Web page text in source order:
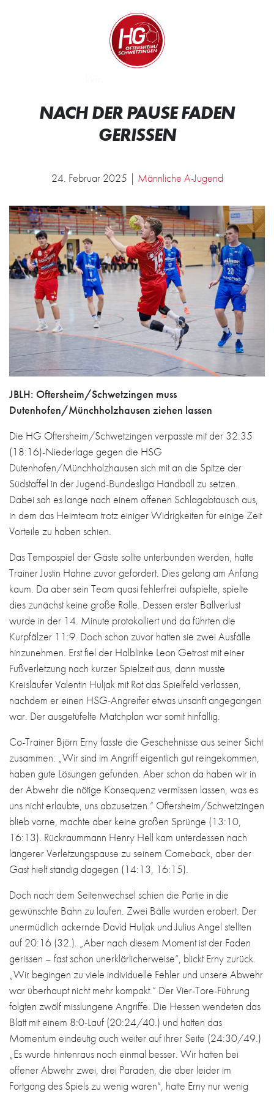
Zur Startseite
NACH DER PAUSE FADEN
GERISSEN
24. Februar 2025 | Männliche A-Jugend
JBLH: Oftersheim/Schwetzingen muss
Dutenhofen/Münchholzhausen ziehen lassen
Die HG Oftersheim/Schwetzingen verpasste mit der 32:35
(18:16)-Niederlage gegen die HSG
Dutenhofen/Münchholzhausen sich mit an die Spitze der
Südstaffel in der Jugend-Bundesliga Handball zu setzen.
Dabei sah es lange nach einem offenen Schlagabtausch aus,
in dem das Heimteam trotz einiger Widrigkeiten für einige Zeit
Vorteile zu haben schien.
Das Tempospiel der Gäste sollte unterbunden werden, hatte
Trainer Justin Hahne zuvor gefordert. Dies gelang am Anfang
kaum. Da aber sein Team quasi fehlerfrei aufspielte, spielte
dies zunächst keine große Rolle. Dessen erster Ballverlust
wurde in der 14. Minute protokolliert und da führten die
Kurpfälzer 11:9. Doch schon zuvor hatten sie zwei Ausfälle
hinzunehmen. Erst fiel der Halblinke Leon Getrost mit einer
Fußverletzung nach kurzer Spielzeit aus, dann musste
Kreisläufer Valentin Huljak mit Rot das Spielfeld verlassen,
nachdem er einen HSG-Angreifer etwas unsanft angegangen
war. Der ausgetüfelte Matchplan war somit hinfällig.
Co-Trainer Björn Erny fasste die Geschehnisse aus seiner Sicht
zusammen: „Wir sind im Angriff eigentlich gut reingekommen,
haben gute Lösungen gefunden. Aber schon da haben wir in
der Abwehr die nötige Konsequenz vermissen lassen, was es
uns nicht erlaubte, uns abzusetzen.“ Oftersheim/Schwetzingen
blieb vorne, machte aber keine großen Sprünge (13:10,
16:13). Rückraummann Henry Hell kam unterdessen nach
längerer Verletzungspause zu seinem Comeback, aber der
Gast hielt ständig dagegen (14:13, 16:15).
Doch nach dem Seitenwechsel schien die Partie in die
gewünschte Bahn zu laufen. Zwei Bälle wurden erobert. Der
unermüdlich ackernde David Huljak und Julius Angel stellten
auf 20:16 (32.). „Aber nach diesem Moment ist der Faden
gerissen – fast schon unerklärlicherweise“, blickt Erny zurück.
„Wir begingen zu viele individuelle Fehler und unsere Abwehr
war überhaupt nicht mehr kompakt.“ Der Vier-Tore-Führung
folgten zwölf misslungene Angriffe. Die Hessen wendeten das
Blatt mit einem 8:0-Lauf (20:24/40.) und hatten das
Momentum eindeutig auch weiter auf ihrer Seite (24:30/49.)
„Es wurde hintenraus noch einmal besser. Wir hatten bei
offener Abwehr zwei, drei Paraden, die aber leider im
Fortgang des Spiels zu wenig waren“, hatte Erny nur wenig